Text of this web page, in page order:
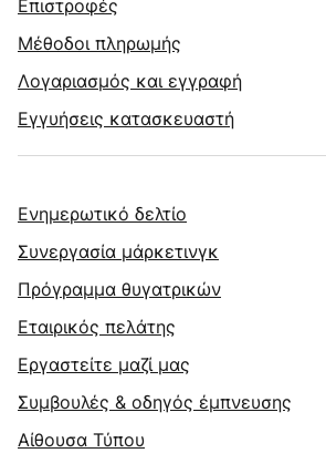
Επιστροφές
Μέθοδοι πληρωμής
Λογαριασμός και εγγραφή
Εγγυήσεις κατασκευαστή
Ενημερωτικό δελτίο
Συνεργασία μάρκετινγκ
Πρόγραμμα θυγατρικών
Εταιρικός πελάτης
Εργαστείτε μαζί μας
Συμβουλές & οδηγός έμπνευσης
Αίθουσα Τύπου